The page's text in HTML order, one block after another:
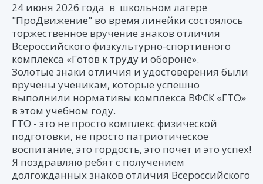
24 июня 2026 года в школьном лагере
"ПроДвижение" во время линейки состоялось
торжественное вручение знаков отличия
Всероссийского физкультурно-спортивного
комплекса «Готов к труду и обороне».
Золотые знаки отличия и удостоверения были
вручены ученикам, которые успешно
выполнили нормативы комплекса ВФСК «ГТО»
в этом учебном году.
ГТО - это не просто комплекс физической
подготовки, не просто патриотическое
воспитание, это гордость, это почет и это успех!
Я поздравляю ребят с получением
долгожданных знаков отличия Всероссийского